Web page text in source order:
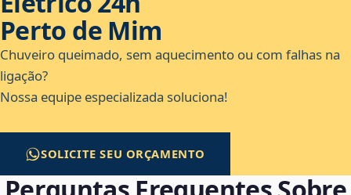
Perto de Mim
Chuveiro queimado, sem aquecimento ou com falhas na
ligação?
Nossa equipe especializada soluciona!
SOLICITE SEU ORÇAMENTO